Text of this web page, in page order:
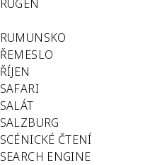
RÜGEN
RUMUNSKO
ŘEMESLO
ŘÍJEN
SAFARI
SALÁT
SALZBURG
SCÉNICKÉ ČTENÍ
SEARCH ENGINE